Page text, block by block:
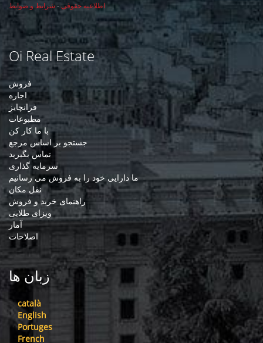
اطلاعیه حقوقی- شرایط و ضوابط
Oi Real Estate
فروش
اجاره
فرانچایز
مطبوعات
با ما کار کن
جستجو بر اساس مرجع
تماس بگیرید
سرمایه گذاری
ما دارایی خود را به فروش می رسانیم
نقل مکان
راهنمای خرید و فروش
ویزای طلایی
آمار
اصلاحات
زبان ها
català
English
Portuges
French